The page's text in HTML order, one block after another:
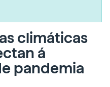
climáticas
á
pandemia